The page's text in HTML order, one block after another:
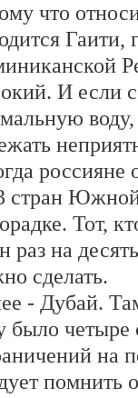
что
И если
россияне
стран
Тот,
раз на
сделать.
- Дубай.
было четыре
на
помнить